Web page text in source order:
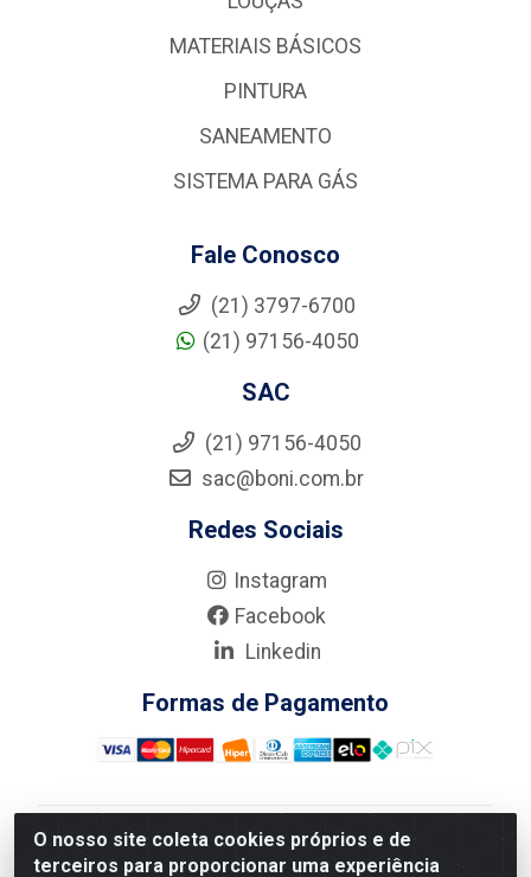
O nosso site coleta cookies próprios e de
terceiros para proporcionar uma experiência
MATERIAIS BÁSICOS
PINTURA
SANEAMENTO
SISTEMA PARA GÁS
Fale Conosco
(21) 3797-6700
(21) 97156-4050
SAC
(21) 97156-4050
sac@boni.com.br
Redes Sociais
Instagram
Facebook
Linkedin
Formas de Pagamento
Nova Boni Distribuidora de Material de Construção LTDA
- Rua Alice Tibiriçá, 330 - Vila Da Penha, Rio de